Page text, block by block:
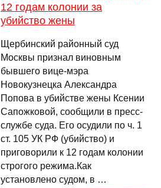
12 годам колонии за
убийство жены
Щербинский районный суд
Москвы признал виновным
бывшего вице-мэра
Новокузнецка Александра
Попова в убийстве жены Ксении
Сапожковой, сообщили в пресс-
службе суда. Его осудили по ч. 1
ст. 105 УК РФ (убийство) и
приговорили к 12 годам колонии
строгого режима.Как
установлено судом, в …